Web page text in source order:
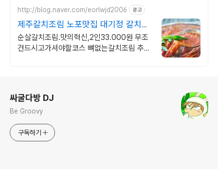
http://blog.naver.com/eorlwjd2006 광고
제주갈치조림 노포맛집 대기정 갈치본
연맛을 그대로 느끼다!
순살갈치조림.맛의혁신,2인33.000원 무조
건드시고가셔야할코스 뼈없는갈치조림 추천
싸굴다방 DJ
Be Groovy
구독하기